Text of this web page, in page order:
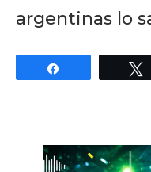
argentinas lo